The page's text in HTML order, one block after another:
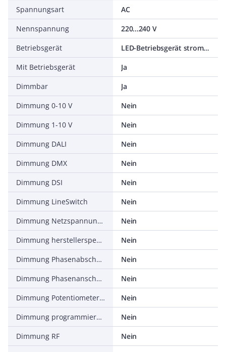
Spannungsart
AC
Nennspannung
220...240 V
Betriebsgerät
LED-Betriebsgerät stromgesteuert
Mit Betriebsgerät
Ja
Dimmbar
Ja
Dimmung 0-10 V
Nein
Dimmung 1-10 V
Nein
Dimmung DALI
Nein
Dimmung DMX
Nein
Dimmung DSI
Nein
Dimmung LineSwitch
Nein
Dimmung Netzspannungsmodulation
Nein
Dimmung herstellerspezifisch
Nein
Dimmung Phasenabschnitt
Nein
Dimmung Phasenanschnitt
Nein
Dimmung Potentiometer (geräteintegriert)
Nein
Dimmung programmierbar
Nein
Dimmung RF
Nein